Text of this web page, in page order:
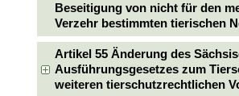
Beseitigung von nicht für den
Verzehr bestimmten tierischen
Artikel 55 Änderung des
Ausführungsgesetzes zum
weiteren tierschutzrechtlichen